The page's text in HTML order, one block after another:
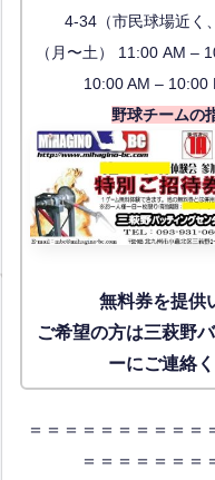
4-34（市民球場近く
（月〜土） 11:00 AM –
10:00 AM – 10:00
野球チームの
無料券を提供
ご希望の方は三萩野
ーにご連絡く
＝＝＝＝＝＝＝＝＝＝
＝＝＝＝＝＝＝